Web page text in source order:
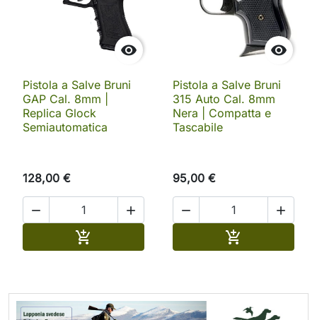

Pistola a Salve Bruni
GAP Cal. 8mm |
Replica Glock
Semiautomatica
128,00 €
 


Pistola a Salve Bruni
315 Auto Cal. 8mm
Nera | Compatta e
Tascabile
95,00 €
 
